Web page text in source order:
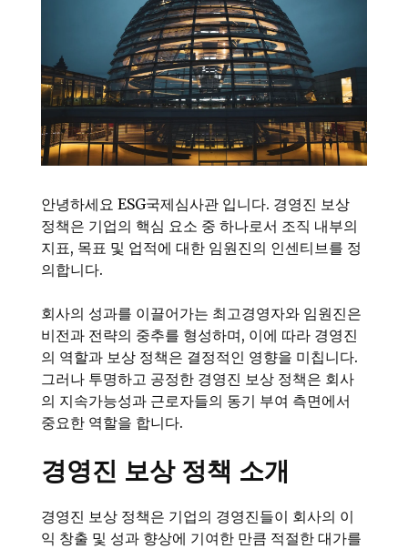
안녕하세요 ESG국제심사관 입니다. 경영진 보상
정책은 기업의 핵심 요소 중 하나로서 조직 내부의
지표, 목표 및 업적에 대한 임원진의 인센티브를 정
의합니다.
회사의 성과를 이끌어가는 최고경영자와 임원진은
비전과 전략의 중추를 형성하며, 이에 따라 경영진
의 역할과 보상 정책은 결정적인 영향을 미칩니다.
그러나 투명하고 공정한 경영진 보상 정책은 회사
의 지속가능성과 근로자들의 동기 부여 측면에서
중요한 역할을 합니다.
경영진 보상 정책 소개
경영진 보상 정책은 기업의 경영진들이 회사의 이
익 창출 및 성과 향상에 기여한 만큼 적절한 대가를